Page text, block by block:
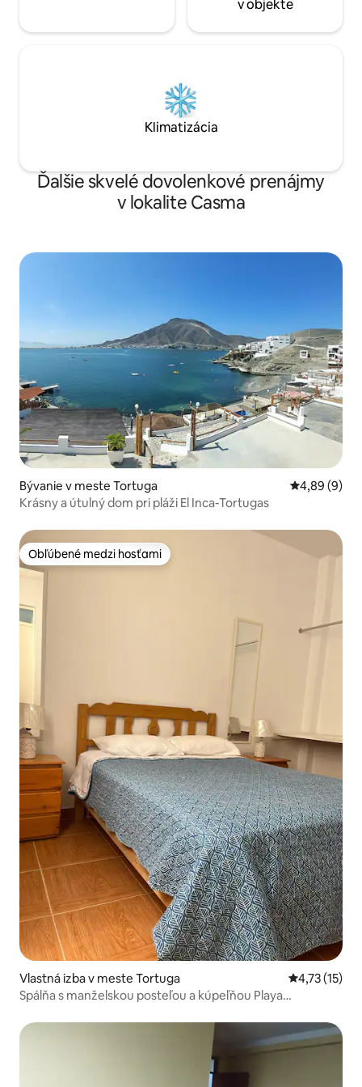
v objekte
Klimatizácia
Ďalšie skvelé dovolenkové prenájmy
v lokalite Casma
Bývanie v meste Tortuga Priemerné
4,89 (9)
Krásny a útulný dom pri pláži El Inca-Tortugas
Obľúbené medzi hosťami
Obľúbené medzi hosťami
Vlastná izba v meste Tortuga Priemerné
4,73 (15)
Spálňa s manželskou posteľou a kúpeľňou Playa